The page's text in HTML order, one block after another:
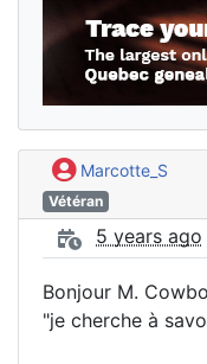
Marcotte_S
Vétéran
5 years ago
Bonjour M.
"je cherche à